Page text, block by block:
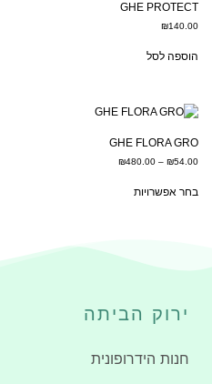
GHE PROTECT
₪140.00
הוספה לסל
GHE FLORA GRO
₪54.00
–
₪480.00
בחר אפשרויות
ירוק הביתה
חנות הידרופונית